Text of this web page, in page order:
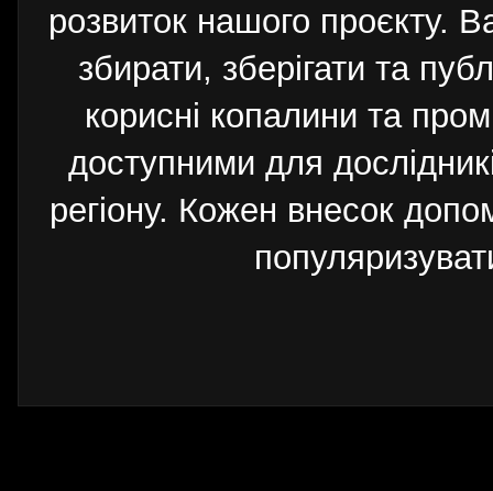
розвиток нашого проєкту.
збирати, зберігати та
корисні копалини та
доступними для
регіону. Кожен внесок